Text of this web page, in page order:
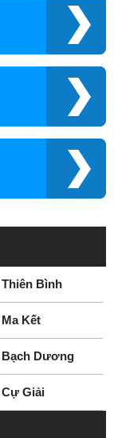
Thiên Bình
Ma Kết
Bạch Dương
Cự Giải